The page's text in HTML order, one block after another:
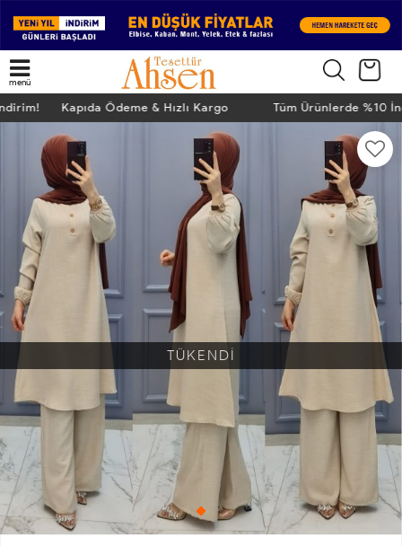
menü
Kapıda Ödeme & Hızlı Kargo Tüm Ürünlerde %10
TÜKENDİ